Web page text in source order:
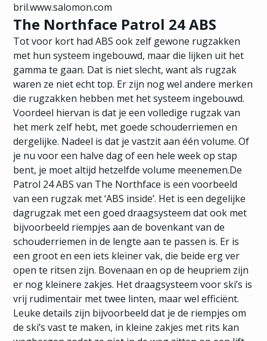
bril.www.salomon.com
The Northface Patrol 24 ABS
Tot voor kort had ABS ook zelf gewone rugzakken
met hun systeem ingebouwd, maar die lijken uit het
gamma te gaan. Dat is niet slecht, want als rugzak
waren ze niet echt top. Er zijn nog wel andere merken
die rugzakken hebben met het systeem ingebouwd.
Voordeel hiervan is dat je een volledige rugzak van
het merk zelf hebt, met goede schouderriemen en
dergelijke. Nadeel is dat je vastzit aan één volume. Of
je nu voor een halve dag of een hele week op stap
bent, je moet altijd hetzelfde volume meenemen.De
Patrol 24 ABS van The Northface is een voorbeeld
van een rugzak met ‘ABS inside’. Het is een degelijke
dagrugzak met een goed draagsysteem dat ook met
bijvoorbeeld riempjes aan de bovenkant van de
schouderriemen in de lengte aan te passen is. Er is
een groot en een iets kleiner vak, die beide erg ver
open te ritsen zijn. Bovenaan en op de heupriem zijn
er nog kleinere zakjes. Het draagsysteem voor ski’s is
vrij rudimentair met twee linten, maar wel efficiënt.
Leuke details zijn bijvoorbeeld dat je de riempjes om
de ski’s vast te maken, in kleine zakjes met rits kan